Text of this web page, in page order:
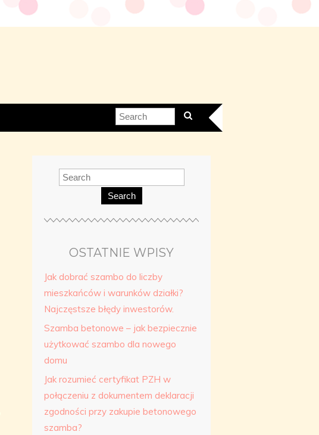
Search
OSTATNIE WPISY
Jak dobrać szambo do liczby
mieszkańców i warunków działki?
Najczęstsze błędy inwestorów.
Szamba betonowe – jak bezpiecznie
użytkować szambo dla nowego
domu
Jak rozumieć certyfikat PZH w
połączeniu z dokumentem deklaracji
zgodności przy zakupie betonowego
szamba?